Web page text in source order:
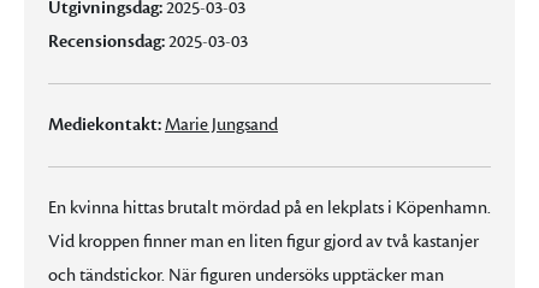
Utgivningsdag:2025-03-03
Recensionsdag:2025-03-03
Mediekontakt:Marie Jungsand
En kvinna hittas brutalt mördad på en lekplats i Köpenhamn.
Vid kroppen finner man en liten figur gjord av två kastanjer
och tändstickor. När figuren undersöks upptäcker man